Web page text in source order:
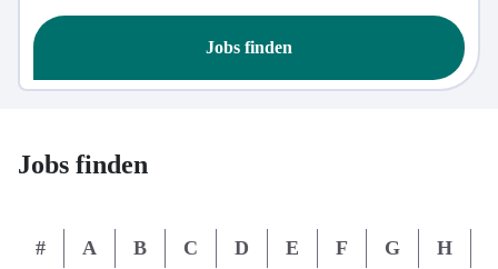
Jobs finden
Jobs finden
# A B C D E F G H